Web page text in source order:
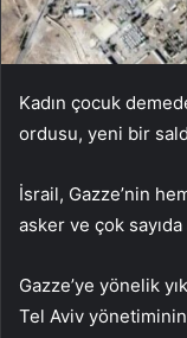
Kadın çocuk
ordusu, yeni bir
İsrail, Gazze’nin
asker ve çok
Gazze’ye yönelik
Tel Aviv